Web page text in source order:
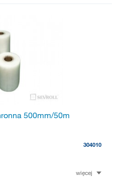
500mm/50m
304010
więcej